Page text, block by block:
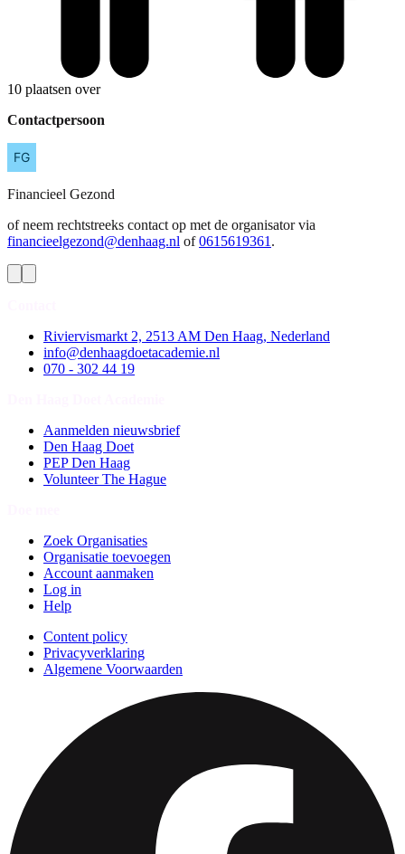
10 plaatsen over
Contactpersoon
Financieel Gezond
of neem rechtstreeks contact op met de organisator via
financieelgezond@denhaag.nl of 0615619361 .
Riviervismarkt 2, 2513 AM Den Haag, Nederland
info@denhaagdoetacademie.nl
070 - 302 44 19
Aanmelden nieuwsbrief
Den Haag Doet
PEP Den Haag
Volunteer The Hague
Zoek Organisaties
Organisatie toevoegen
Account aanmaken
Log in
Help
Content policy
Privacyverklaring
Algemene Voorwaarden